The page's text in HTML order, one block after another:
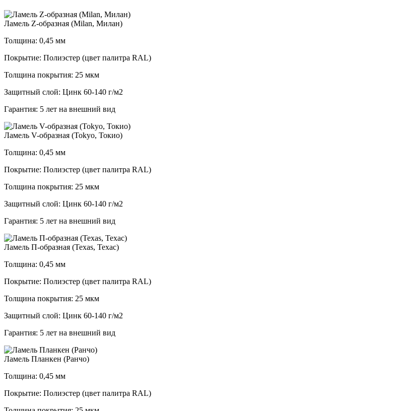
Ламель Z-образная (Milan, Милан)
Толщина: 0,45 мм
Покрытие: Полиэстер (цвет палитра RAL)
Толщина покрытия: 25 мкм
Защитный слой: Цинк 60-140 г/м2
Гарантия: 5 лет на внешний вид
Ламель V-образная (Tokyo, Токио)
Толщина: 0,45 мм
Покрытие: Полиэстер (цвет палитра RAL)
Толщина покрытия: 25 мкм
Защитный слой: Цинк 60-140 г/м2
Гарантия: 5 лет на внешний вид
Ламель П-образная (Техаs, Техас)
Толщина: 0,45 мм
Покрытие: Полиэстер (цвет палитра RAL)
Толщина покрытия: 25 мкм
Защитный слой: Цинк 60-140 г/м2
Гарантия: 5 лет на внешний вид
Ламель Планкен (Ранчо)
Толщина: 0,45 мм
Покрытие: Полиэстер (цвет палитра RAL)